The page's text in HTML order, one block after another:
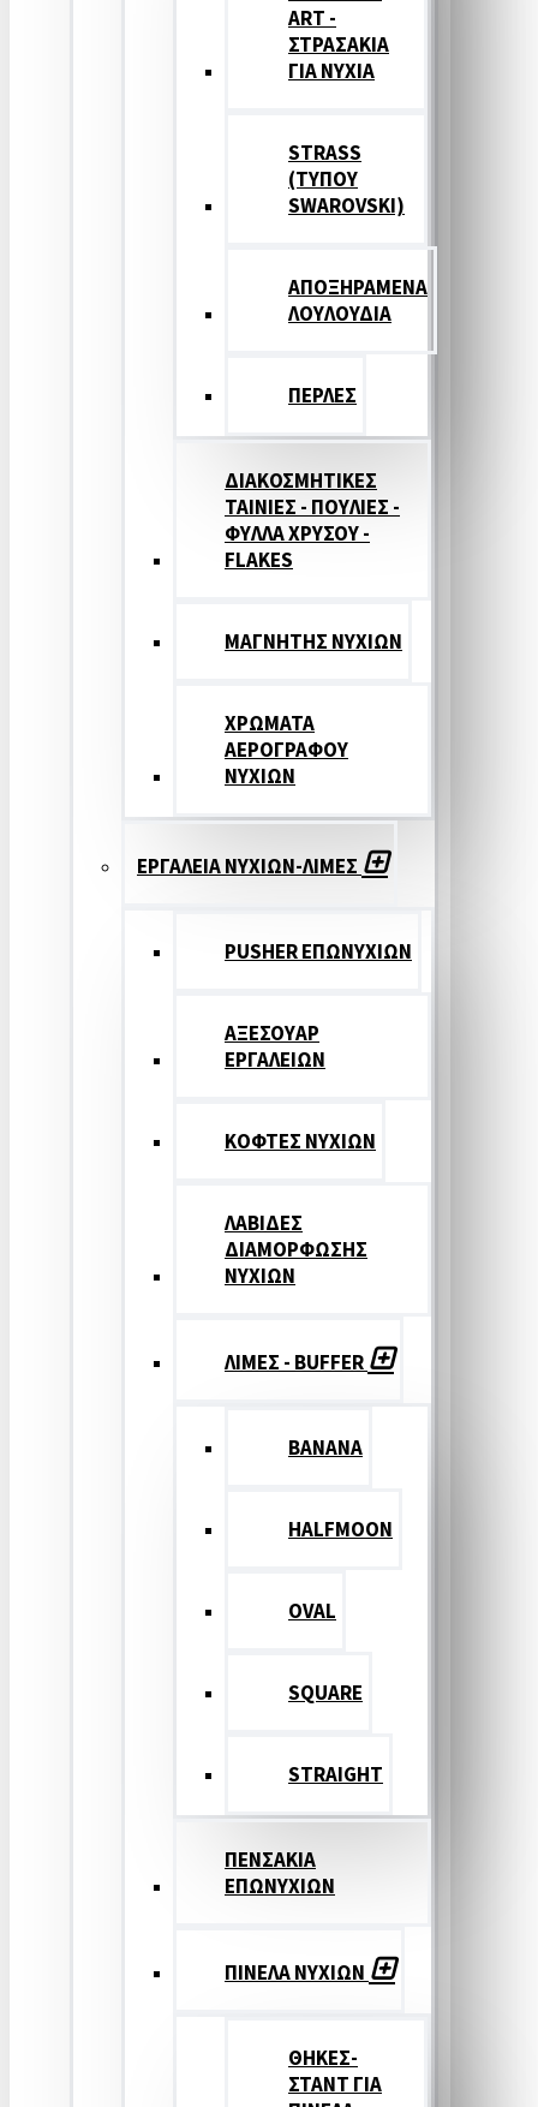
ART -
ΣΤΡΑΣΑΚΙΑ
ΓΙΑ ΝΥΧΙΑ
STRASS
(ΤΥΠΟΥ
SWAROVSKI)
ΑΠΟΞΗΡΑΜΕΝΑ
ΛΟΥΛΟΥΔΙΑ
ΠΕΡΛΕΣ
ΔΙΑΚΟΣΜΗΤΙΚΕΣ
ΤΑΙΝΙΕΣ - ΠΟΥΛΙΕΣ -
ΦΥΛΛΑ ΧΡΥΣΟΥ -
FLAKES
ΜΑΓΝΗΤΗΣ ΝΥΧΙΩΝ
ΧΡΩΜΑΤΑ
ΑΕΡΟΓΡΑΦΟΥ
ΝΥΧΙΩΝ
ΕΡΓΑΛΕΙΑ ΝΥΧΙΩΝ-ΛΙΜΕΣ
PUSHER ΕΠΩΝΥΧΙΩΝ
ΑΞΕΣΟΥΑΡ
ΕΡΓΑΛΕΙΩΝ
ΚΟΦΤΕΣ ΝΥΧΙΩΝ
ΛΑΒΙΔΕΣ
ΔΙΑΜΟΡΦΩΣΗΣ
ΝΥΧΙΩΝ
ΛΙΜΕΣ - BUFFER
BANANA
HALFMOON
OVAL
SQUARE
STRAIGHT
ΠΕΝΣΑΚΙΑ
ΕΠΩΝΥΧΙΩΝ
ΠΙΝΕΛΑ ΝΥΧΙΩΝ
ΘΗΚΕΣ-
ΣΤΑΝΤ ΓΙΑ